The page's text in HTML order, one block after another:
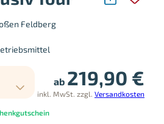
Feldberg
ab 219,90 €
inkl. MwSt. zzgl. Versandkosten